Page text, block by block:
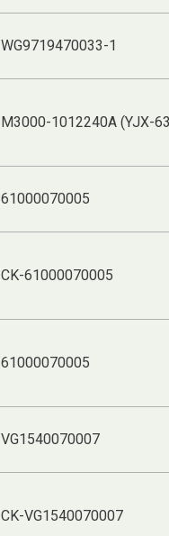
WG9719470033-1
M3000-1012240A (YJX-
61000070005
CK-61000070005
61000070005
VG1540070007
CK-VG1540070007